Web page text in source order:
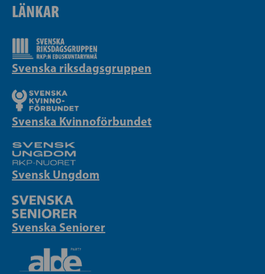
LÄNKAR
Svenska riksdagsgruppen
Svenska Kvinnoförbundet
Svensk Ungdom
Svenska Seniorer